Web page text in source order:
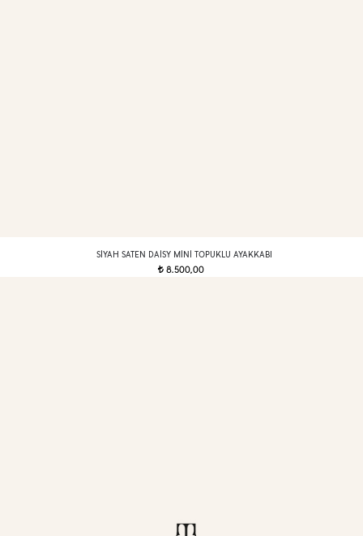
SIYAH SATEN DAISY MINI TOPUKLU AYAKKABI
t8.500,00